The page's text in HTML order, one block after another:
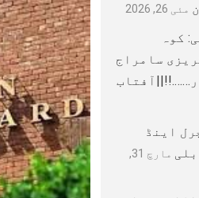
مئی 26, 2026
کوہ
سامراج
اینڈ
مارچ 31,